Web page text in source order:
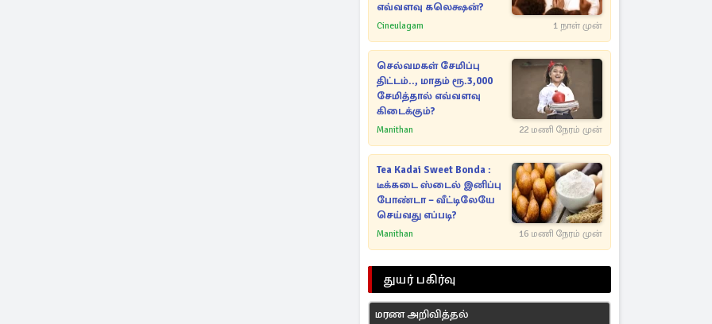
எவ்வளவு கலெக்ஷன்?
Cineulagam 1 நாள் முன்
செல்வமகள் சேமிப்பு
திட்டம்.., மாதம் ரூ.3,000
சேமித்தால் எவ்வளவு
கிடைக்கும்?
Manithan 22 மணி நேரம் முன்
Tea Kadai Sweet Bonda :
டீக்கடை ஸ்டைல் இனிப்பு
போண்டா – வீட்டிலேயே
செய்வது எப்படி?
Manithan 16 மணி நேரம் முன்
துயர் பகிர்வு
மரண அறிவித்தல்